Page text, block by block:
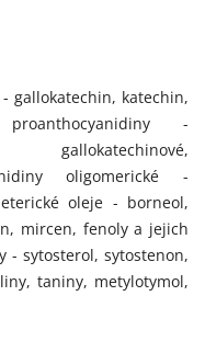
gallokatechin, katechin,
-
gallokatechinové,
oligomerické -
oleje - borneol,
mircen, fenoly a jejich
- sytosterol, sytostenon,
taniny, metylotymol,